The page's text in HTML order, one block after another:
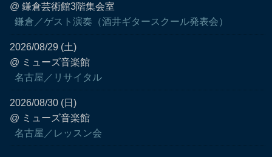
@ 鎌倉芸術館3階集会室
鎌倉／ゲスト演奏（酒井ギタースクール発表会）
2026/08/29 (土)
@ ミューズ音楽館
名古屋／リサイタル
2026/08/30 (日)
@ ミューズ音楽館
名古屋／レッスン会